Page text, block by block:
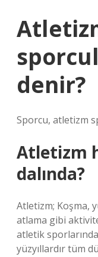
denir?
Sporcu, atletizm
Atletizm
dalında?
Atletizm; Koşma,
atlama gibi
atletik
yüzyıllardır tüm